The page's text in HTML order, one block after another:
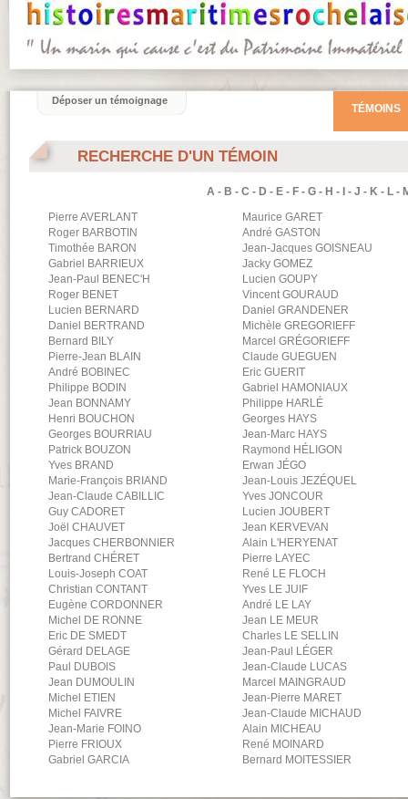
RECHERCHE D'UN TÉMOIN
A - B - C - D - E - F - G - H - - J - K - L -
Pierre AVERLANT Maurice GARET
Roger BARBOTIN André GASTON
Timothée BARON Jean-Jacques GOISNEAU
Gabriel
BARRIEUX Jacky GOMEZ
Jean-Paul
BENEC'H Lucien GOUPY
Roger BENET VincentGOURAUD
Lucien BERNARD Daniel GRANDENER
Daniel
BERTRAND Michèle GREGORIEFF
Bernard BILY Marcel GRÉGORIEFF
Pierre-Jean BLAIN Claude GUEGUEN
André BOBINEC Eric GUERIT
Philippe BODIN Gabriel
HAMONIAUX
Jean BONNAMY Philippe HARLÉ
Henri BOUCHON Georges HAYS
Georges BOURRIAU Jean-Marc HAYS
Patrick BOUZON Raymond HÉLIGON
Yves BRAND Erwan JÉGO
Marie-François BRIAND Jean-Louis JEZÉQUEL
Jean-Claude CABILLIC Yves JONCOUR
Guy CADORET Lucien JOUBERT
Joël CHAUVET Jean KERVEVAN
Jacques CHERBONNIER Alain L'HERYENAT
Bertrand CHÉRET Pierre LAYEC
Louis-Joseph COAT René LE FLOCH
Christian CONTANT Yves LE JUIF
Eugène CORDONNER André LE LAY
Michel
DE RONNE Jean LE MEUR
Eric DE SMEDT Charles LE SELLIN
Gérard DELAGE Jean-Paul
LÉGER
Paul
DUBOIS Jean-Claude LUCAS
Jean DUMOULIN Marcel
MAINGRAUD
Michel
ETIEN Jean-Pierre MARET
Michel
FAIVRE Jean-Claude MICHAUD
Jean-Marie FOINO Alain MICHEAU
Pierre FRIOUX René MOINARD
Gabriel GARCIA Bernard MOITESSIER
TÉMOINS
Déposer un témoignage